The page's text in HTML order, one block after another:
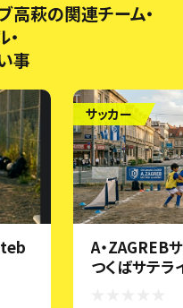
高萩の関連チーム・
事
サッカー
A・ZAGREB
つくばサテラ